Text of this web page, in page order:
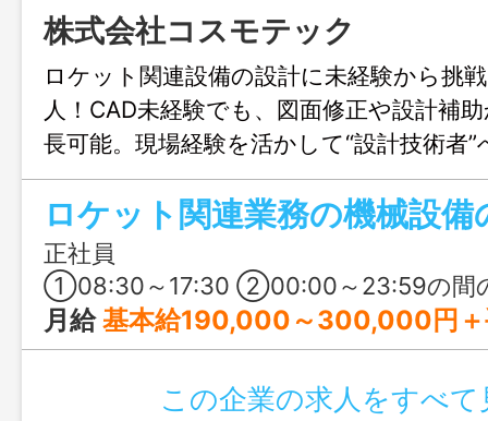
株式会社コスモテック
ロケット関連設備の設計に未経験から挑
人！CAD未経験でも、図面修正や設計補
長可能。現場経験を活かして“設計技術者
プできます。年間休日125日・賞与6.52ヶ
と、働きやすさや待遇面も充実した環境
正社員
①08:30～17:30 ②00:00～23:59の間の8時間（交替シフト制） 基本は①、
月給基本給190,000～300,000円＋手当 ※賃金については、経験・
この企業の求人をすべて